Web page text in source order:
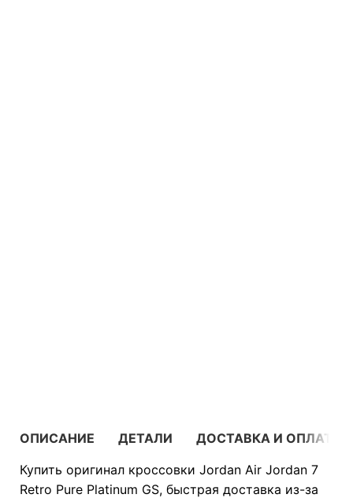
ОПИСАНИЕ ДЕТАЛИ
ДОСТАВКА И ОПЛАТА
Купить оригинал кроссовки Jordan Air Jordan 7
Retro Pure Platinum GS, быстрая доставка из-за